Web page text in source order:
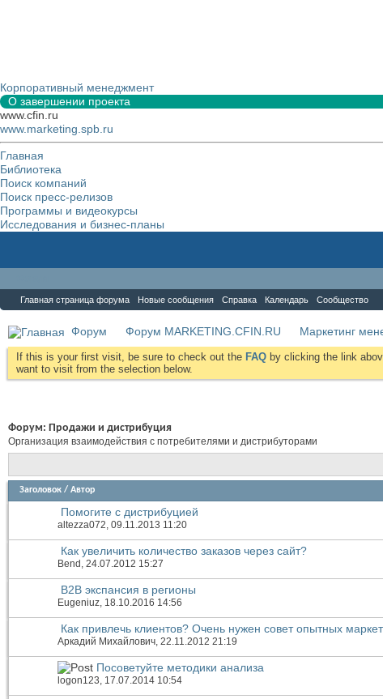
Корпоративный менеджмент
О завершении проекта
www.cfin.ru
www.marketing.spb.ru
Главная
Библиотека
Поиск компаний
Поиск пресс-релизов
Программы и видеокурсы
Исследования и бизнес-планы
Главная страница форума Новые сообщения Справка Календарь Сообщество
Форум Форум MARKETING.CFIN.RU Маркетинг
If this is your first visit, be sure to check out the FAQ by clicking the link
want to visit from the selection below.
Форум: Продажи и дистрибуция
Организация взаимодействия с потребителями и дистрибуторами
Заголовок / Автор
Помогите с дистрибуцией
altezza072, 09.11.2013 11:20
Как увеличить количество заказов через сайт?
Bend , 24.07.2012 15:27
B2B экспансия в регионы
Eugeniuz, 18.10.2016 14:56
Как привлечь клиентов? Очень нужен совет опытных
Аркадий Михайлович, 22.11.2012 21:19
Посоветуйте методики анализа
logon123, 17.07.2014 10:54